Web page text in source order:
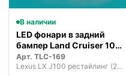
В наличии
LED фонари в задний
бампер Land Cruiser 100
LX470
Арт. TLC-169
Lexus LX J100 рестайлинг (2002—2007)